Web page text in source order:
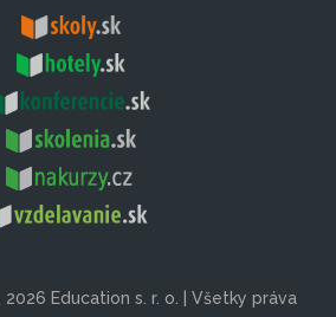
Education s. r. o. | Všetky práva